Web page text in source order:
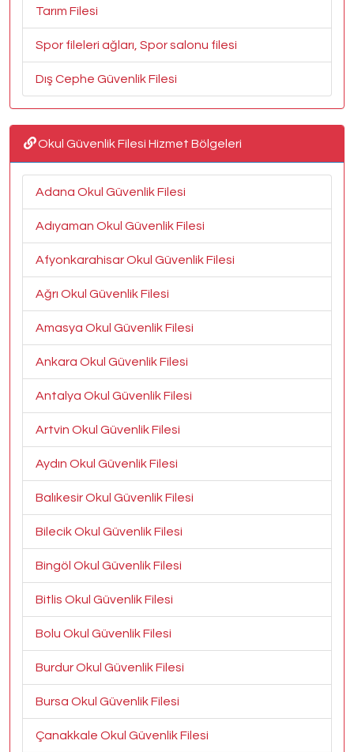
Tarım Filesi
Spor fileleri ağları, Spor salonu filesi
Dış Cephe Güvenlik Filesi
Okul Güvenlik Filesi Hizmet Bölgeleri
Adana Okul Güvenlik Filesi
Adıyaman Okul Güvenlik Filesi
Afyonkarahisar Okul Güvenlik Filesi
Ağrı Okul Güvenlik Filesi
Amasya Okul Güvenlik Filesi
Ankara Okul Güvenlik Filesi
Antalya Okul Güvenlik Filesi
Artvin Okul Güvenlik Filesi
Aydın Okul Güvenlik Filesi
Balıkesir Okul Güvenlik Filesi
Bilecik Okul Güvenlik Filesi
Bingöl Okul Güvenlik Filesi
Bitlis Okul Güvenlik Filesi
Bolu Okul Güvenlik Filesi
Burdur Okul Güvenlik Filesi
Bursa Okul Güvenlik Filesi
Çanakkale Okul Güvenlik Filesi